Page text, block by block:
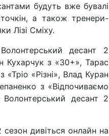
будуть вже бувалі
а також тренери-
Лізі Сміху.
десант 2
Кухарчук з «30+», Тарас
«Різні», Влад Куран
з «Відпочиваємо
десант 2
дивіться онлайн на